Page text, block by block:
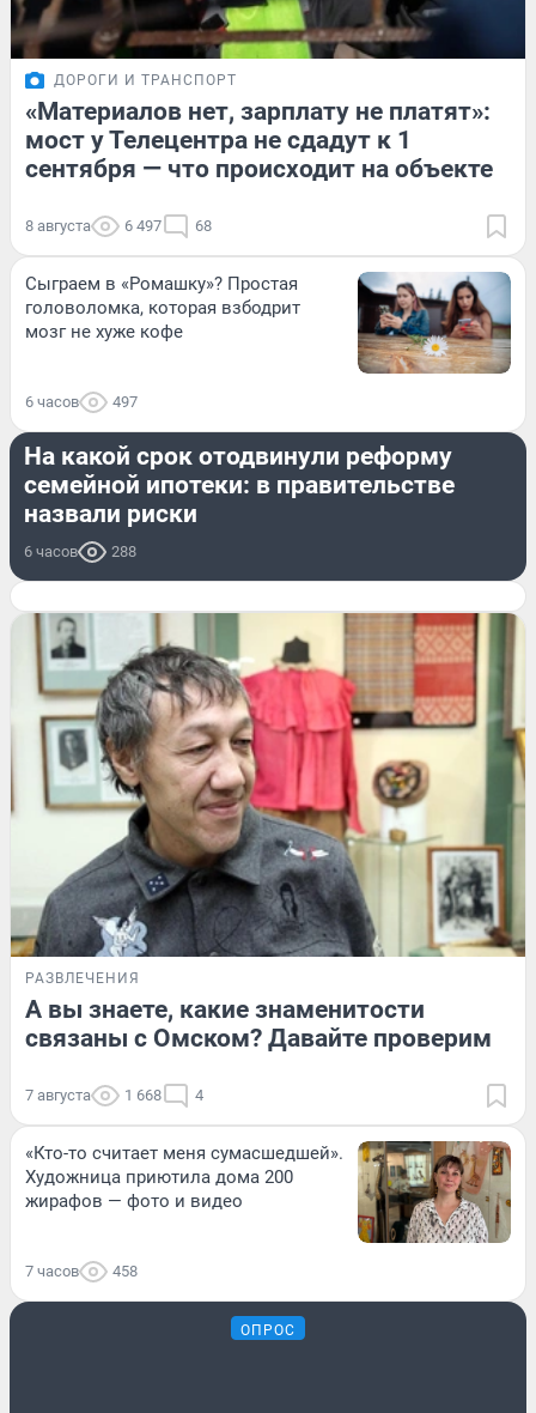
ДОРОГИ И ТРАНСПОРТ
«Материалов нет, зарплату не платят»:
мост у Телецентра не сдадут к 1
сентября — что происходит на объекте
8 августа 6 497 68
Сыграем в «Ромашку»? Простая
головоломка, которая взбодрит
мозг не хуже кофе
6 часов 497
НЕДВИЖИМОСТЬ
На какой срок отодвинули реформу
семейной ипотеки: в правительстве
назвали риски
6 часов 288
РАЗВЛЕЧЕНИЯ
А вы знаете, какие знаменитости
связаны с Омском? Давайте проверим
7 августа 1 668 4
«Кто-то считает меня сумасшедшей».
Художница приютила дома 200
жирафов — фото и видео
7 часов 458
ОПРОС